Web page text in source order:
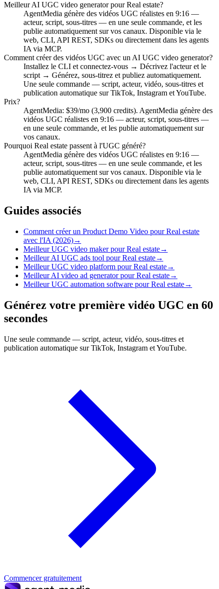
Meilleur AI UGC video generator pour Real estate?
AgentMedia génère des vidéos UGC réalistes en 9:16 —
acteur, script, sous-titres — en une seule commande, et les
publie automatiquement sur vos canaux. Disponible via le
web, CLI, API REST, SDKs ou directement dans les agents
IA via MCP.
Comment créer des vidéos UGC avec un AI UGC video generator?
Installez le CLI et connectez-vous → Décrivez l'acteur et le
script → Générez, sous-titrez et publiez automatiquement.
Une seule commande — script, acteur, vidéo, sous-titres et
publication automatique sur TikTok, Instagram et YouTube.
Prix?
AgentMedia: $39/mo (3,900 credits). AgentMedia génère des
vidéos UGC réalistes en 9:16 — acteur, script, sous-titres —
en une seule commande, et les publie automatiquement sur
vos canaux.
Pourquoi Real estate passent à l'UGC généré?
AgentMedia génère des vidéos UGC réalistes en 9:16 —
acteur, script, sous-titres — en une seule commande, et les
publie automatiquement sur vos canaux. Disponible via le
web, CLI, API REST, SDKs ou directement dans les agents
IA via MCP.
Guides associés
Comment créer un Product Demo Video pour Real estate
avec l'IA (2026)→
Meilleur UGC video maker pour Real estate→
Meilleur AI UGC ads tool pour Real estate→
Meilleur UGC video platform pour Real estate→
Meilleur AI video ad generator pour Real estate→
Meilleur UGC automation software pour Real estate→
Générez votre première vidéo UGC en 60
secondes
Une seule commande — script, acteur, vidéo, sous-titres et
publication automatique sur TikTok, Instagram et YouTube.
Commencer gratuitement